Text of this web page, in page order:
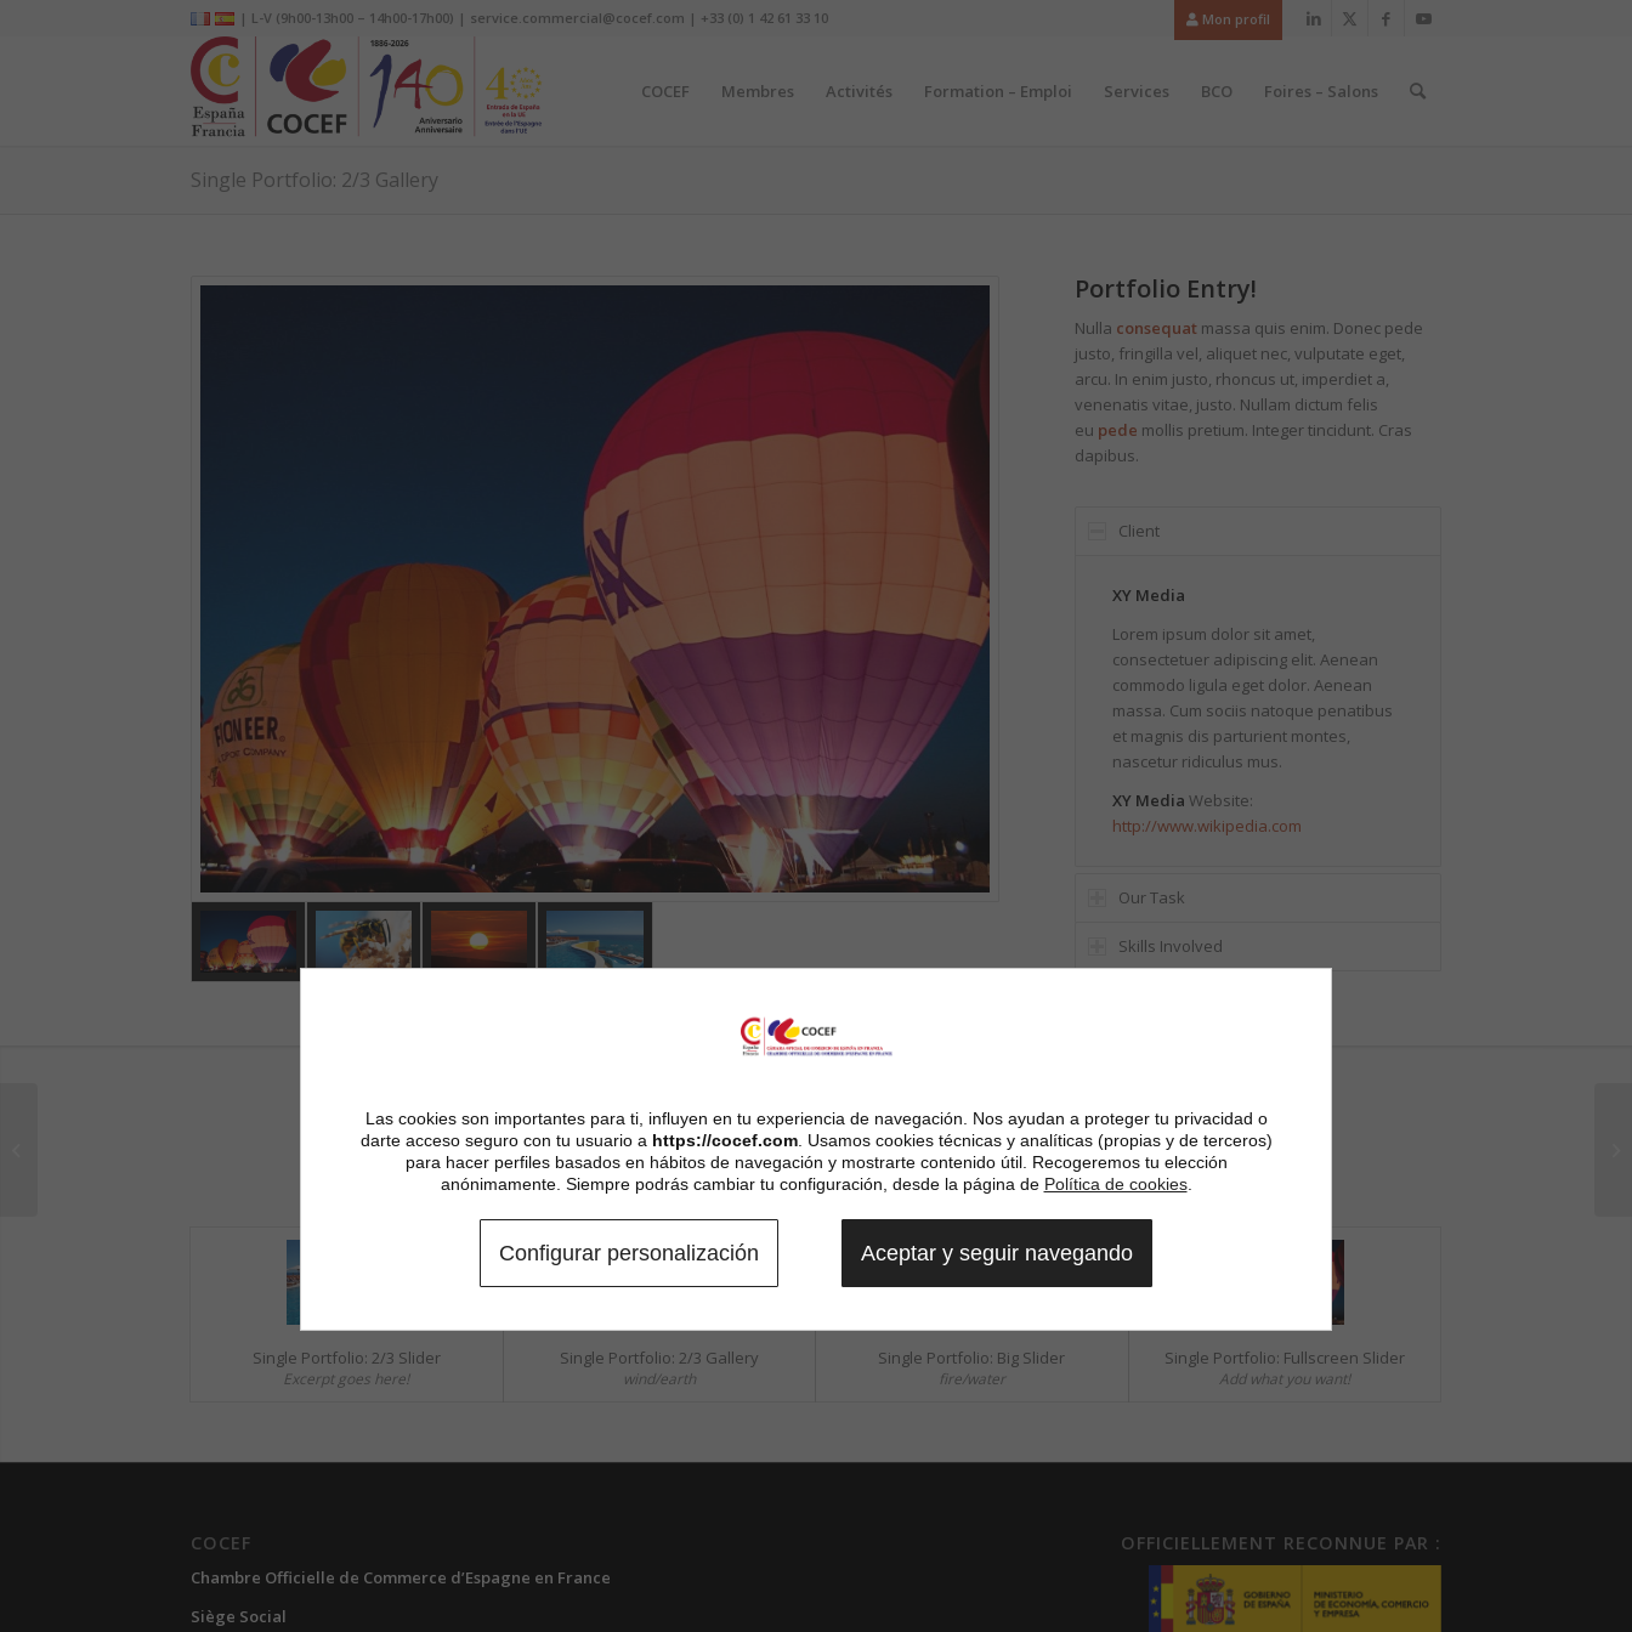
Mon profil
| L-V (9h00-13h00 – 14h00-17h00) | service.commercial@cocef.com | +33 (0) 1 42 61 33 10
COCEF Membres Activités Formation – Emploi Services BCO Foires – Salons
Single Portfolio: 2/3 Gallery
Portfolio Entry!
Nulla consequatmassa quis enim. Donec pede
justo, fringilla vel, aliquet nec, vulputate eget,
arcu. In enim justo, rhoncus ut, imperdiet a,
venenatis vitae, justo. Nullam dictum felis
eu pede mollis pretium. Integer tincidunt. Cras
dapibus.
Client
XY Media
Lorem ipsum dolor sit amet,
consectetuer adipiscing elit. Aenean
commodo ligula eget dolor. Aenean
massa. Cum sociis natoque penatibus
et magnis dis parturient montes,
nascetur ridiculus mus.
XY Media Website:
http://www.wikipedia.com
Our Task
Skills Involved
Most Recent Entries
Single Portfolio: 2/3 Slider
Excerpt goes here!
Single Portfolio: 2/3 Gallery
wind/earth
Single Portfolio: Big Slider
fire/water
Single Portfolio: Fullscreen Slider
Add what you want!
COCEF
Chambre Officielle de Commerce d’Espagne en France
Siège Social
OFFICIELLEMENT RECONNUE PAR :
Las cookies son importantes para ti, influyen en tu experiencia de navegación. Nos ayudan a proteger tu privacidad o
darte acceso seguro con tu usuario a https://cocef.com. Usamos cookies técnicas y analíticas (propias y de terceros)
para hacer perfiles basados en hábitos de navegación y mostrarte contenido útil. Recogeremos tu elección
anónimamente. Siempre podrás cambiar tu configuración, desde la página de Política de cookies.
Configurar personalización Aceptar y seguir navegando